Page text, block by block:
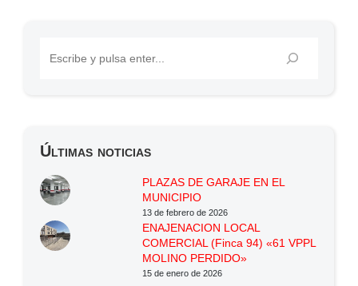
Últimas noticias
PLAZAS DE GARAJE EN EL
MUNICIPIO
13 de febrero de 2026
ENAJENACION LOCAL
COMERCIAL (Finca 94) «61 VPPL
MOLINO PERDIDO»
15 de enero de 2026